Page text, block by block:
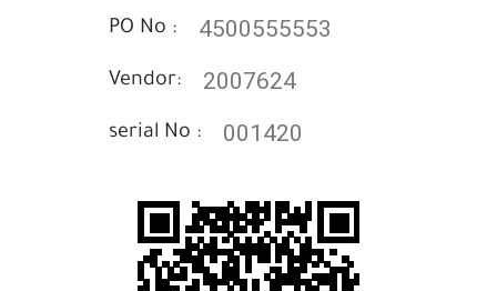
PO No : 4500555553
Vendor: 2007624
serial No : 001420